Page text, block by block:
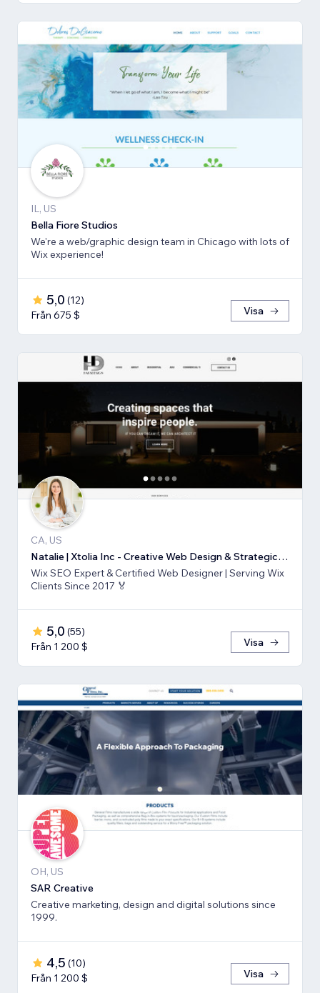
IL, US
Bella Fiore Studios
We're a web/graphic design team in Chicago with lots of
Wix experience!
5,0 (12)
Från 675 $
Visa
CA, US
Natalie | Xtolia Inc - Creative Web Design & Strategic Marketing Agency
Wix SEO Expert & Certified Web Designer | Serving Wix
Clients Since 2017 🏅
5,0 (55)
Från 1 200 $
Visa
OH, US
SAR Creative
Creative marketing, design and digital solutions since
1999.
4,5 (10)
Från 1 200 $
Visa